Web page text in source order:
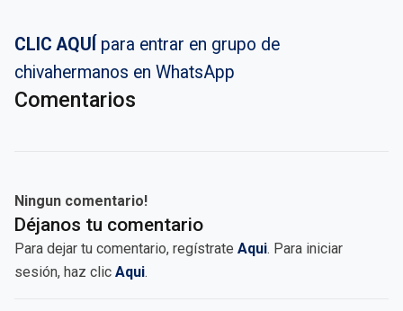
CLIC AQUÍ para entrar en grupo de
chivahermanos en WhatsApp
Comentarios
Ningun comentario!
Déjanos tu comentario
Para dejar tu comentario, regístrate Aqui. Para iniciar
sesión, haz clic Aqui.